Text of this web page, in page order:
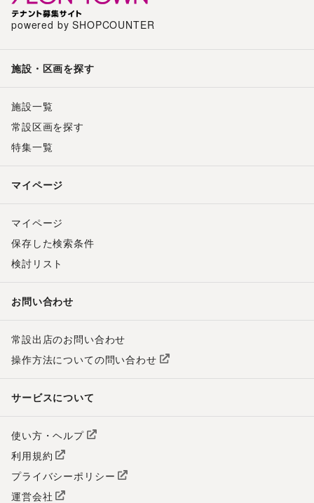
powered by SHOPCOUNTER
施設・区画を探す
施設一覧
常設区画を探す
特集一覧
マイページ
マイページ
保存した検索条件
検討リスト
お問い合わせ
常設出店のお問い合わせ
操作方法についての問い合わせ
サービスについて
使い方・ヘルプ
利用規約
プライバシーポリシー
運営会社